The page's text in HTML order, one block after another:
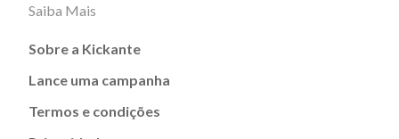
Saiba Mais
Sobre a Kickante
Lance uma campanha
Termos e condições